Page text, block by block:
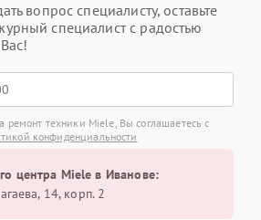
вопрос специалисту, оставьте
специалист с радостью
ремонт техники Miele, Вы соглашаетесь с
конфиденциальности
центра Miele в Иванове:
14, корп. 2